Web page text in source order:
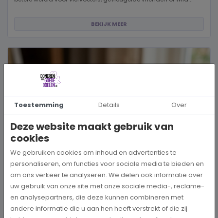
BEKIJK MEER
Hoe kies je een goed doel dat écht bij je past?
Wanneer je besluit om een steentje bij te dragen aan een betere
Toestemming Details Over
Deze website maakt gebruik van
cookies
We gebruiken cookies om inhoud en advertenties te
personaliseren, om functies voor sociale media te bieden en
om ons verkeer te analyseren. We delen ook informatie over
uw gebruik van onze site met onze sociale media-, reclame-
en analysepartners, die deze kunnen combineren met
andere informatie die u aan hen heeft verstrekt of die zij